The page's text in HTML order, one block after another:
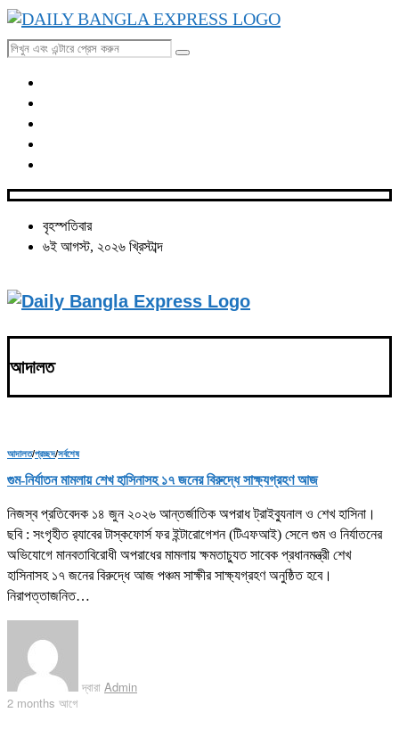
বৃহস্পতিবার
৬ই আগস্ট, ২০২৬ খ্রিস্টাব্দ
আদালত
আদালত/প্রচ্ছদ/সর্বশেষ
গুম-নির্যাতন মামলায় শেখ হাসিনাসহ ১৭ জনের বিরুদ্ধে সাক্ষ্যগ্রহণ আজ
নিজস্ব প্রতিবেদক ১৪ জুন ২০২৬ আন্তর্জাতিক অপরাধ ট্রাইব্যুনাল ও শেখ হাসিনা।
ছবি : সংগৃহীত র‍্যাবের টাস্কফোর্স ফর ইন্টারোগেশন (টিএফআই) সেলে গুম ও নির্যাতনের
অভিযোগে মানবতাবিরোধী অপরাধের মামলায় ক্ষমতাচ্যুত সাবেক প্রধানমন্ত্রী শেখ
হাসিনাসহ ১৭ জনের বিরুদ্ধে আজ পঞ্চম সাক্ষীর সাক্ষ্যগ্রহণ অনুষ্ঠিত হবে।
নিরাপত্তাজনিত…
দ্বারা Admin
2 months আগে